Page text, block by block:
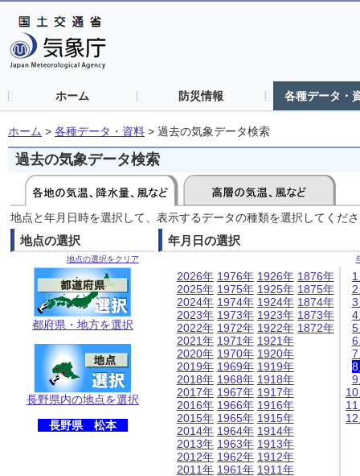
ホーム 防災情報 各種データ・
ホーム > 各種データ・資料 > 過去の気象データ検索
過去の気象データ検索
地点と年月日時を選択して、表示するデータの種類を選択してくだ
地点の選択
地点の選択をクリア
都府県・地方を選択
長野県内の地点を選択
長野県 松本
年月日の選択
2026年
2025年
2024年
2023年
2022年
2021年
2020年
2019年
2018年
2017年
2016年
2015年
2014年
2013年
2012年
2011年
1976年
1975年
1974年
1973年
1972年
1971年
1970年
1969年
1968年
1967年
1966年
1965年
1964年
1963年
1962年
1961年
1926年
1925年
1924年
1923年
1922年
1921年
1920年
1919年
1918年
1917年
1916年
1915年
1914年
1913年
1912年
1911年
1876年
1875年
1874年
1873年
1872年